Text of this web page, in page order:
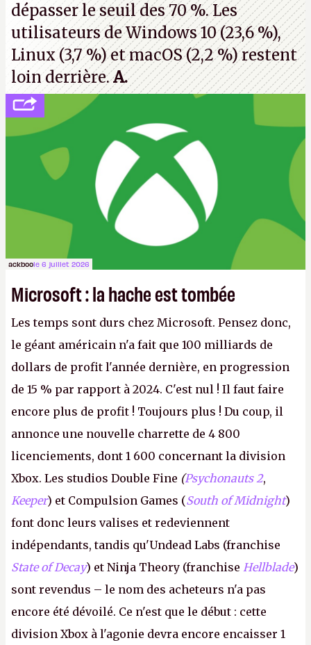
dépasser le seuil des 70 %. Les
utilisateurs de Windows 10 (23,6 %),
Linux (3,7 %) et macOS (2,2 %) restent
loin derrière.A.
ackboole 6 juillet 2026
Microsoft : la hache est tombée
Les temps sont durs chez Microsoft. Pensez donc,
le géant américain n'a fait que 100 milliards de
dollars de profit l'année dernière, en progression
de 15 % par rapport à 2024. C'est nul ! Il faut faire
encore plus de profit ! Toujours plus ! Du coup, il
annonce une nouvelle charrette de 4 800
licenciements, dont 1 600 concernant la division
Xbox. Les studios Double Fine (Psychonauts 2,
Keeper) et Compulsion Games (South of Midnight)
font donc leurs valises et redeviennent
indépendants, tandis qu'Undead Labs (franchise
State of Decay) et Ninja Theory (franchise Hellblade)
sont revendus – le nom des acheteurs n'a pas
encore été dévoilé. Ce n'est que le début : cette
division Xbox à l'agonie devra encore encaisser 1